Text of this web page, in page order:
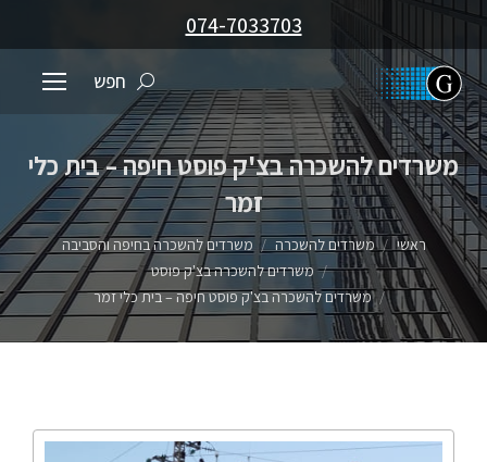
074-7033703
חפש
משרדים להשכרה בצ'ק פוסט חיפה – בית כלי
זמר
You are here:
ראשי משרדים להשכרה
משרדים להשכרה בחיפה והסביבה
משרדים להשכרה בצ'ק פוסט
משרדים להשכרה בצ'ק פוסט חיפה – בית כלי זמר